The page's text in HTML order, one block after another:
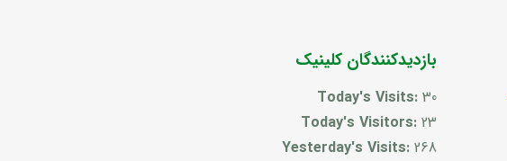
بازدیدکنندگان کلینیک
Today's Visits: 30
Today's Visitors: 23
Yesterday's Visits: 268